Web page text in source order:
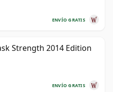
ENVÍO GRATIS
Strength 2014 Edition
ENVÍO GRATIS